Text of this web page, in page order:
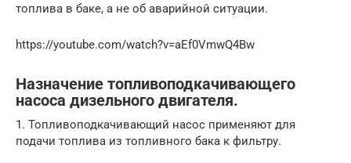
топлива в баке, а не об аварийной ситуации.
https://youtube.com/watch?v=aEf0VmwQ4Bw
Назначение топливоподкачивающего
насоса дизельного двигателя.
1. Топливоподкачивающий насос применяют для
подачи топлива из топливного бака к фильтру.